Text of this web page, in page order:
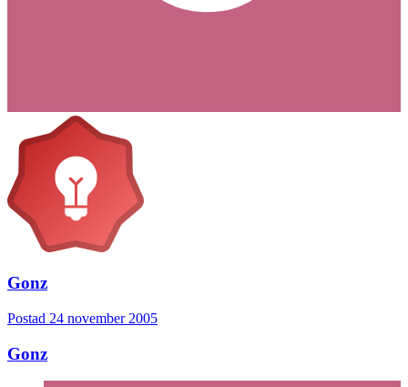
Gonz
Postad 24 november 2005
Gonz